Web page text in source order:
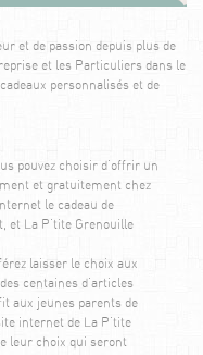
et de passion depuis plus de
et les Particuliers dans le
personnalisés et de
pouvez choisir d'offrir un
et gratuitement chez
le cadeau de
et La P'tite Grenouille
laisser le choix aux
centaines d'articles
aux jeunes parents de
internet de La P'tite
leur choix qui seront